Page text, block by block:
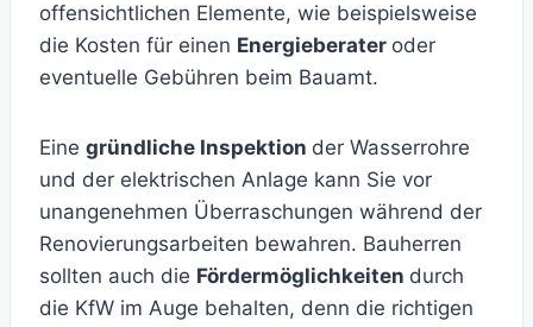
offensichtlichen Elemente, wie beispielsweise
die Kosten für einen Energieberater oder
eventuelle Gebühren beim Bauamt.
Eine gründliche Inspektion der Wasserrohre
und der elektrischen Anlage kann Sie vor
unangenehmen Überraschungen während der
Renovierungsarbeiten bewahren. Bauherren
sollten auch die Fördermöglichkeiten durch
die KfW im Auge behalten, denn die richtigen